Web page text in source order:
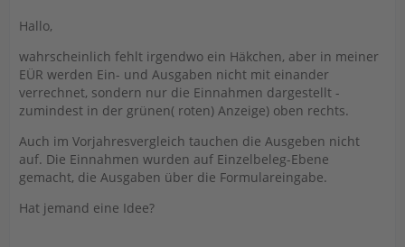
Hallo,
wahrscheinlich fehlt irgendwo ein Häkchen, aber in meiner
EÜR werden Ein- und Ausgaben nicht mit einander
verrechnet, sondern nur die Einnahmen dargestellt -
zumindest in der grünen( roten) Anzeige) oben rechts.
Auch im Vorjahresvergleich tauchen die Ausgeben nicht
auf. Die Einnahmen wurden auf Einzelbeleg-Ebene
gemacht, die Ausgaben über die Formulareingabe.
Hat jemand eine Idee?